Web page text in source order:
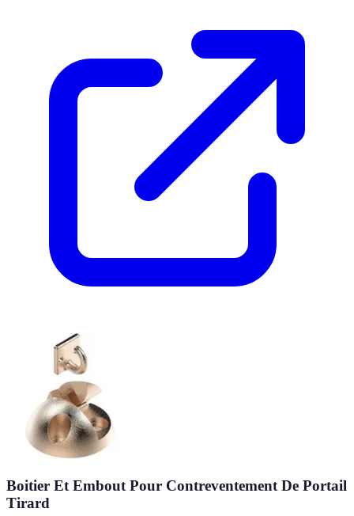
Boitier Et Embout Pour Contreventement De Portail
Tirard